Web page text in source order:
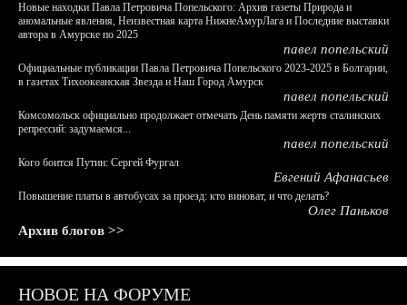
Новые находки Павла Петровича Попельского: Архив газеты Природа и
аномальные явления, Неизвестная карта НижнеАмурЛага и Последние выставки
автора в Амурске по 2025
павел попельский
Официальные публикации Павла Петровича Попельского 2023-2025 в Болгарии,
в газетах Тихоокеанская Звезда и Наш Город Амурск
павел попельский
Комсомольск официально продолжает отмечать День памяти жертв сталинских
репрессий: задумаемся...
павел попельский
Кого боится Путин: Сергей Фургал
Евгений Афанасьев
Повышение платы в автобусах за проезд: кто виноват, и что делать?
Олег Паньков
Архив блогов >>
НОВОЕ НА ФОРУМЕ